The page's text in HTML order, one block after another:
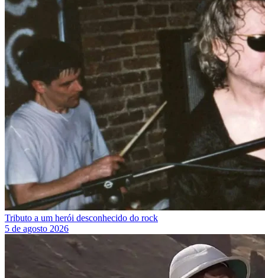
Tributo a um herói desconhecido do rock
5 de agosto 2026